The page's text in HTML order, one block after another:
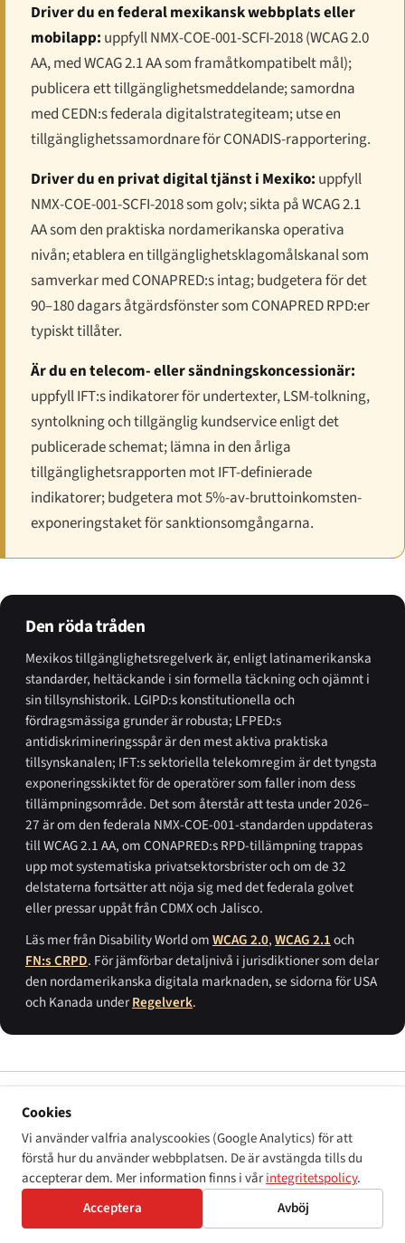
Driver du en federal mexikansk webbplats eller
mobilapp: uppfyll NMX-COE-001-SCFI-2018 (WCAG 2.0
AA, med WCAG 2.1 AA som framåtkompatibelt mål);
publicera ett tillgänglighetsmeddelande; samordna
med CEDN:s federala digitalstrategiteam; utse en
tillgänglighetssamordnare för CONADIS-rapportering.
Driver du en privat digital tjänst i Mexiko: uppfyll
NMX-COE-001-SCFI-2018 som golv; sikta på WCAG 2.1
AA som den praktiska nordamerikanska operativa
nivån; etablera en tillgänglighetsklagomålskanal som
samverkar med CONAPRED:s intag; budgetera för det
90–180 dagars åtgärdsfönster som CONAPRED RPD:er
typiskt tillåter.
Är du en telecom- eller sändningskoncessionär:
uppfyll IFT:s indikatorer för undertexter, LSM-tolkning,
syntolkning och tillgänglig kundservice enligt det
publicerade schemat; lämna in den årliga
tillgänglighetsrapporten mot IFT-definierade
indikatorer; budgetera mot 5%-av-bruttoinkomsten-
exponeringstaket för sanktionsomgångarna.
Den röda tråden
Mexikos tillgänglighetsregelverk är, enligt latinamerikanska
standarder, heltäckande i sin formella täckning och ojämnt i
sin tillsynshistorik. LGIPD:s konstitutionella och
fördragsmässiga grunder är robusta; LFPED:s
antidiskrimineringsspår är den mest aktiva praktiska
tillsynskanalen; IFT:s sektoriella telekomregim är det tyngsta
exponeringsskiktet för de operatörer som faller inom dess
tillämpningsområde. Det som återstår att testa under 2026–
27 är om den federala NMX-COE-001-standarden uppdateras
till WCAG 2.1 AA, om CONAPRED:s RPD-tillämpning trappas
upp mot systematiska privatsektorsbrister och om de 32
delstaterna fortsätter att nöja sig med det federala golvet
eller pressar uppåt från CDMX och Jalisco.
Läs mer från Disability World omWCAG 2.0,WCAG 2.1och
FN:s CRPD. För jämförbar detaljnivå i jurisdiktioner som delar
den nordamerikanska digitala marknaden, se sidorna för USA
och Kanada underRegelverk.
PRIMÄRA KÄLLOR
Mexikos politiska konstitution (
Constitución Política de los Estados
Unidos Mexicanos), artiklarna 1 och 4, i den form de fick efter den 10
juni 2011 mänskliga rättighetsreformen.
Allmän lag om inkludering av personer med funktionsnedsättning (Ley
General para la Inclusión de las Personas con Discapacidad
publicerad iDiario Oficial de la Federaciónden 30 maj 2011, med
Cookies
Vi använder valfria analyscookies (Google Analytics) för att
förstå hur du använder webbplatsen. De är avstängda tills du
accepterar dem. Mer information finns i vårintegritetspolicy.
Acceptera
Avböj